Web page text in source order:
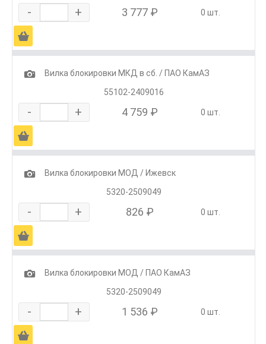
- + 3 777 ₽ 0 шт.
Ä
1
Вилка блокировки МКД в сб. / ПАО КамАЗ
55102-2409016
- + 4 759 ₽ 0 шт.
Ä
1
Вилка блокировки МОД / Ижевск
5320-2509049
- + 826 ₽ 0 шт.
Ä
1
Вилка блокировки МОД / ПАО КамАЗ
5320-2509049
- + 1 536 ₽ 0 шт.
Ä